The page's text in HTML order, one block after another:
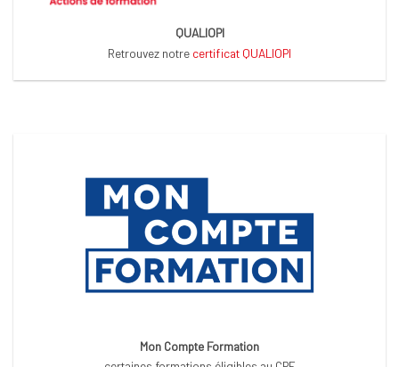
QUALIOPI
Retrouvez notre certificat QUALIOPI
Mon Compte Formation